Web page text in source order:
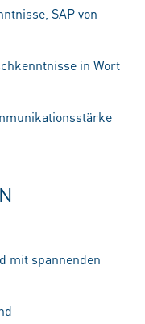
SAP von
in Wort
mit spannenden